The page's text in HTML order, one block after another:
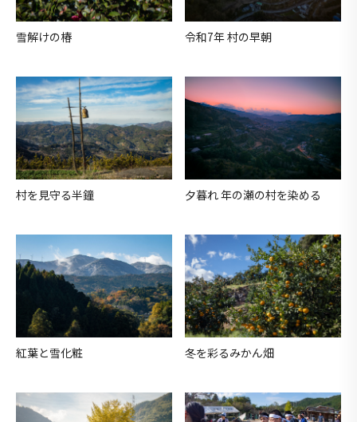
雪解けの椿 令和7年 村の早朝
村を見守る半鐘 夕暮れ 年の瀬の村を染める
紅葉と雪化粧 冬を彩るみかん畑